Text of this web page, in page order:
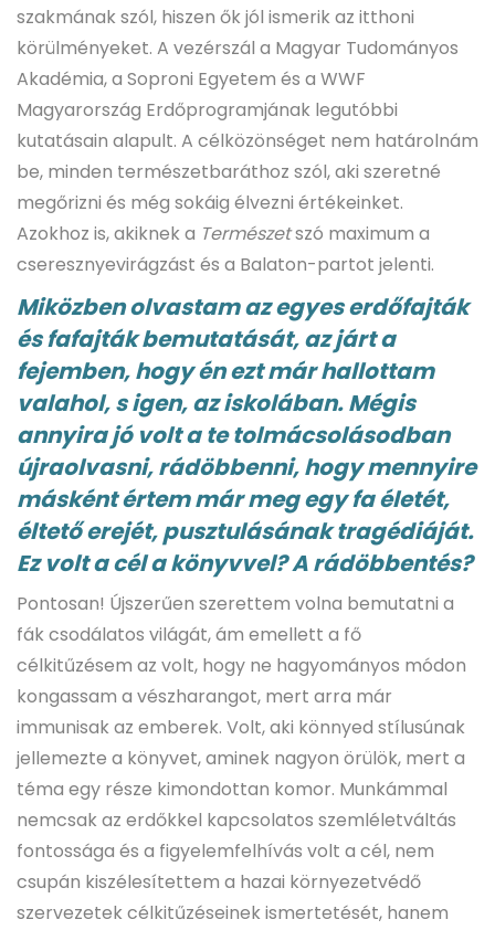
szakmának szól, hiszen ők jól ismerik az itthoni
körülményeket. A vezérszál a Magyar Tudományos
Akadémia, a Soproni Egyetem és a WWF
Magyarország Erdőprogramjának legutóbbi
kutatásain alapult. A célközönséget nem határolnám
be, minden természetbaráthoz szól, aki szeretné
megőrizni és még sokáig élvezni értékeinket.
Azokhoz is, akiknek a Természetszó maximum a
cseresznyevirágzást és a Balaton-partot jelenti.
Miközben olvastam az egyes erdőfajták
és fafajták bemutatását, az járt a
fejemben, hogy én ezt már hallottam
valahol, s igen, az iskolában. Mégis
annyira jó volt a te tolmácsolásodban
újraolvasni, rádöbbenni, hogy mennyire
másként értem már meg egy fa életét,
éltető erejét, pusztulásának tragédiáját.
Ez volt a cél a könyvvel? A rádöbbentés?
Pontosan! Újszerűen szerettem volna bemutatni a
fák csodálatos világát, ám emellett a fő
célkitűzésem az volt, hogy ne hagyományos módon
kongassam a vészharangot, mert arra már
immunisak az emberek. Volt, aki könnyed stílusúnak
jellemezte a könyvet, aminek nagyon örülök, mert a
téma egy része kimondottan komor. Munkámmal
nemcsak az erdőkkel kapcsolatos szemléletváltás
fontossága és a figyelemfelhívás volt a cél, nem
csupán kiszélesítettem a hazai környezetvédő
szervezetek célkitűzéseinek ismertetését, hanem